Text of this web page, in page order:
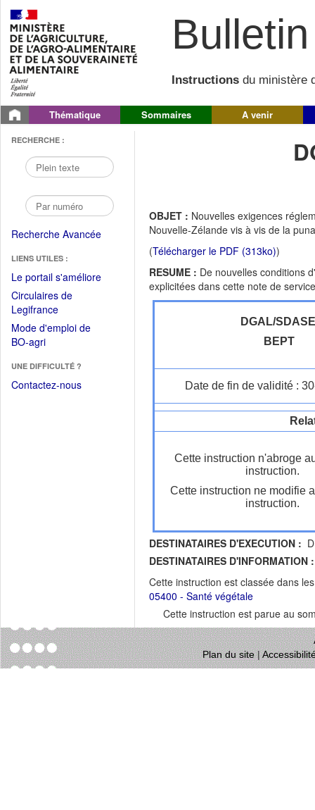
Instructions du ministère
Thématique Sommaires A venir
RECHERCHE :
Recherche Avancée
LIENS UTILES :
Le portail s'améliore(Fichier
Circulaires de
Legifrance(Ouvrir
dans
une
fenêtre)
Mode d'emploi de
BO-agri(Ouvrir
une
nouvelle
UNE DIFFICULTÉ ?
Contactez-nous
OBJET : Nouvelles exigences
Nouvelle-Zélande vis à vis de la
(Télécharger le PDF (313ko))
RESUME : De nouvelles conditions
explicitées dans cette note de
DGAL/
BEPT
Date de fin de validité :
Cette instruction n'abroge
instruction.
Cette instruction ne modifie
instruction.
DESTINATAIRES D'EXECUTION :
DESTINATAIRES D'INFORMATION :
Cette instruction est classée dans
05400 - Santé végétale
Cette instruction est parue au
Plan du site|